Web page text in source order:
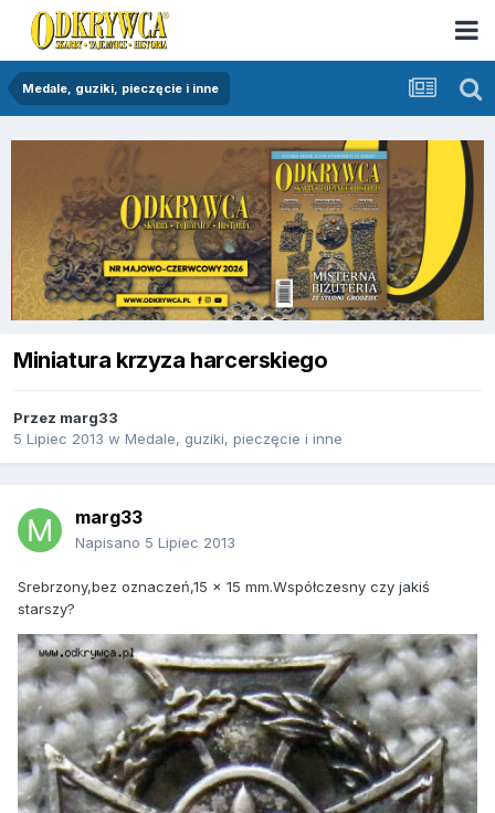
Medale, guziki, pieczęcie i inne
Miniatura krzyza harcerskiego
Przez marg33
5 Lipiec 2013 w Medale, guziki, pieczęcie i inne
marg33
Napisano 5 Lipiec 2013
Srebrzony,bez oznaczeń,15 x 15 mm.Współczesny czy jakiś
starszy?